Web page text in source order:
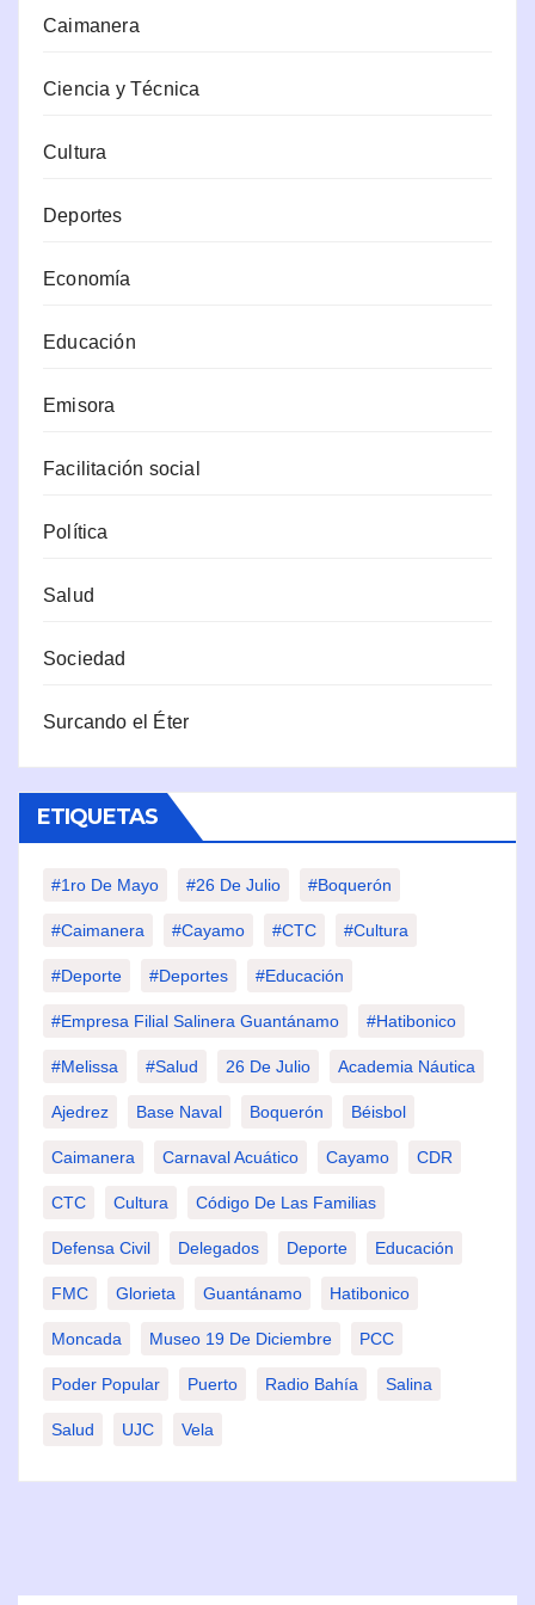
Caimanera
Ciencia y Técnica
Cultura
Deportes
Economía
Educación
Emisora
Facilitación social
Política
Salud
Sociedad
Surcando el Éter
ETIQUETAS
#1ro De Mayo #26 De Julio #Boquerón
#Caimanera #Cayamo #CTC #Cultura
#Deporte #deportes #Educación
#Empresa Filial Salinera Guantánamo #Hatibonico
#Melissa #Salud 26 De Julio Academia Náutica
Ajedrez Base Naval Boquerón Béisbol
Caimanera Carnaval Acuático Cayamo CDR
CTC Cultura Código De Las Familias
Defensa Civil Delegados Deporte Educación
FMC Glorieta Guantánamo Hatibonico
Moncada Museo 19 De Diciembre PCC
Poder Popular Puerto Radio Bahía Salina
Salud UJC Vela